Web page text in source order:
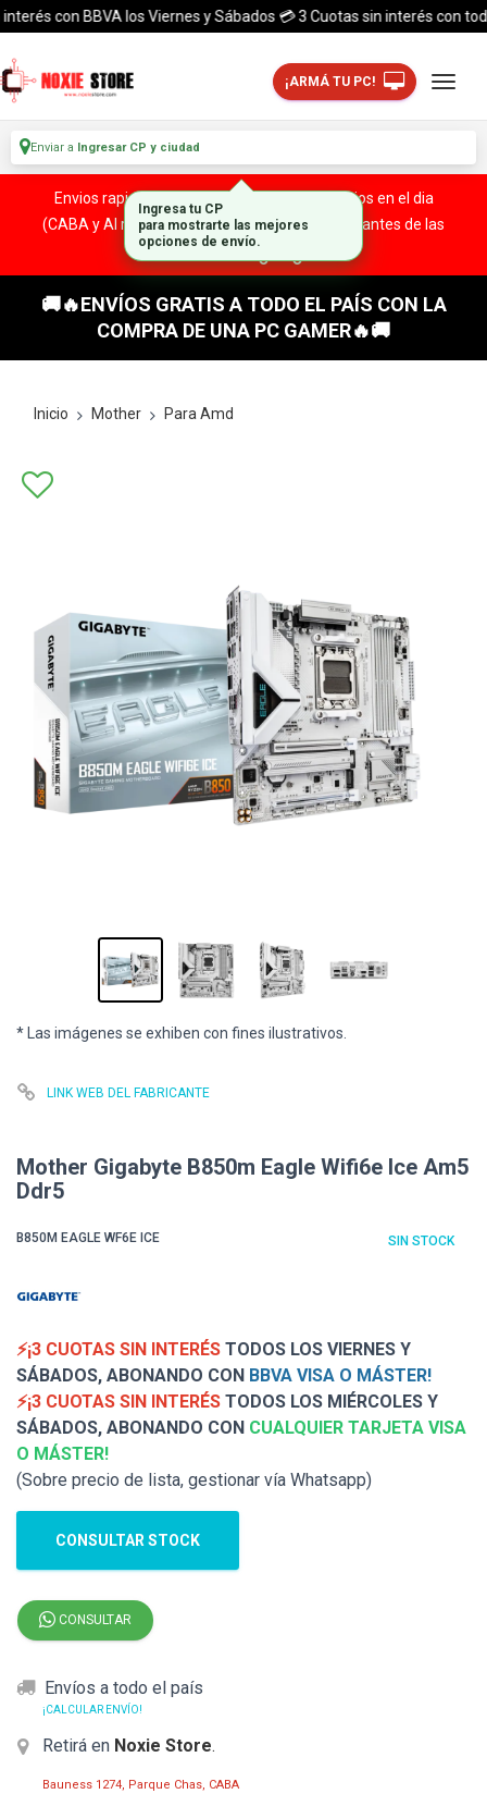
con BBVA los Viernes y Sábados 💳 3 Cuotas sin interés con todas
¡ARMÁ TU PC!
Enviar a Ingresar CP y ciudad
Envios rapidos y seguros a todo el pais. ¡ Envios en el dia
(CABA y Al rededores) Acreditando tu compra antes de las
13:00 HS!
🚚🔥ENVÍOS GRATIS A TODO EL PAÍS CON LA
COMPRA DE UNA PC GAMER🔥🚚
Inicio Mother Para Amd
* Las imágenes se exhiben con fines ilustrativos.
LINK WEB DEL FABRICANTE
Mother Gigabyte B850m Eagle Wifi6e Ice Am5
Ddr5
B850M EAGLE WF6E ICE SIN STOCK
⚡¡3 CUOTAS SIN INTERÉS TODOS LOS VIERNES Y
SÁBADOS, ABONANDO CON BBVA VISA O MÁSTER!
⚡¡3 CUOTAS SIN INTERÉS TODOS LOS MIÉRCOLES Y
SÁBADOS, ABONANDO CON CUALQUIER TARJETA VISA
O MÁSTER!
(Sobre precio de lista, gestionar vía Whatsapp)
CONSULTAR STOCK
CONSULTAR
Envíos a todo el país
¡CALCULAR ENVÍO!
Retirá en Noxie Store.
Bauness 1274, Parque Chas, CABA